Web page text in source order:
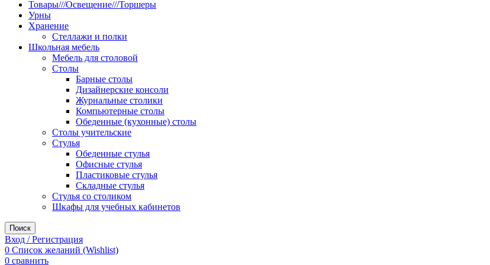
Товары///Освещение///Торшеры
Урны
Хранение
Стеллажи и полки
Школьная мебель
Мебель для столовой
Столы
Барные столы
Дизайнерские консоли
Журнальные столики
Компьютерные столы
Обеденные (кухонные) столы
Столы учительские
Стулья
Обеденные стулья
Офисные стулья
Пластиковые стулья
Складные стулья
Стулья со столиком
Шкафы для учебных кабинетов
Поиск
Вход / Регистрация
0 Список желаний (Wishlist)
0 сравнить